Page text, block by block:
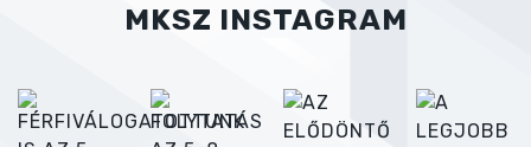
MKSZ INSTAGRAM